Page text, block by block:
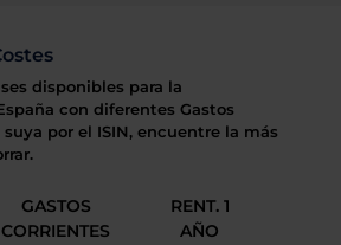
disponibles para la
con diferentes Gastos
por el ISIN, encuentre la más
GASTOS
CORRIENTES
RENT. 1
AÑO